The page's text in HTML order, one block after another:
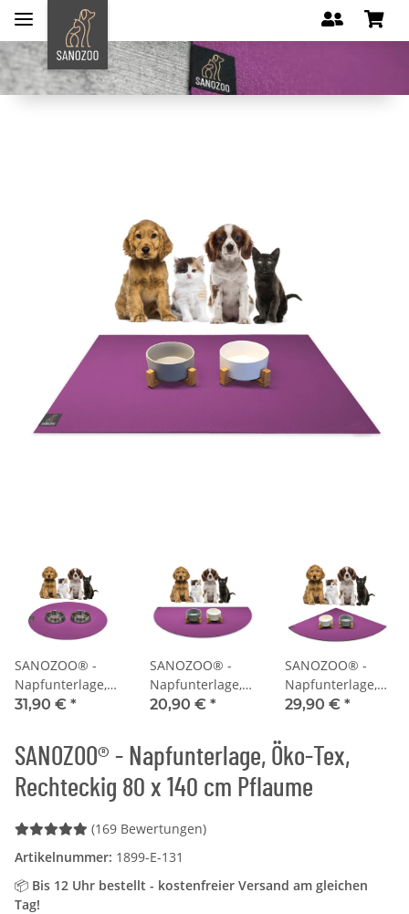
SANOZOO® -
Napfunterlage,
Öko-Tex, Rund
31,90 € *
SANOZOO® -
Napfunterlage,
Öko-Tex,
cm Pflaume
20,90 € *
SANOZOO® -
Napfunterlage,
Öko-Tex,
cm Pflaume
29,90 € *
SANOZOO® - Napfunterlage, Öko-Tex,
Rechteckig 80 x 140 cm Pflaume
(169 Bewertungen)
Artikelnummer: 1899-E-131
📦 Bis 12 Uhr bestellt - kostenfreier Versand am gleichen
Tag!